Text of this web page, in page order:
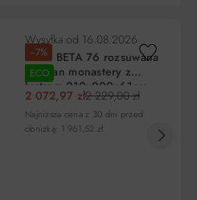
RRSO Do zapłaty
−7%
ECO
Wysyłka od 16.08.2026
Szafa BETA 76 rozsuwana
dąb san monastery z
lustrem 210x200x61cm
2 072,97 zł2 229,00 zł
Najniższa cena z 30 dni przed
obniżką: 1 961,52 zł